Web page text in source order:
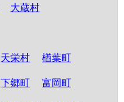
大蔵村
天栄村 楢葉町
下郷町 富岡町